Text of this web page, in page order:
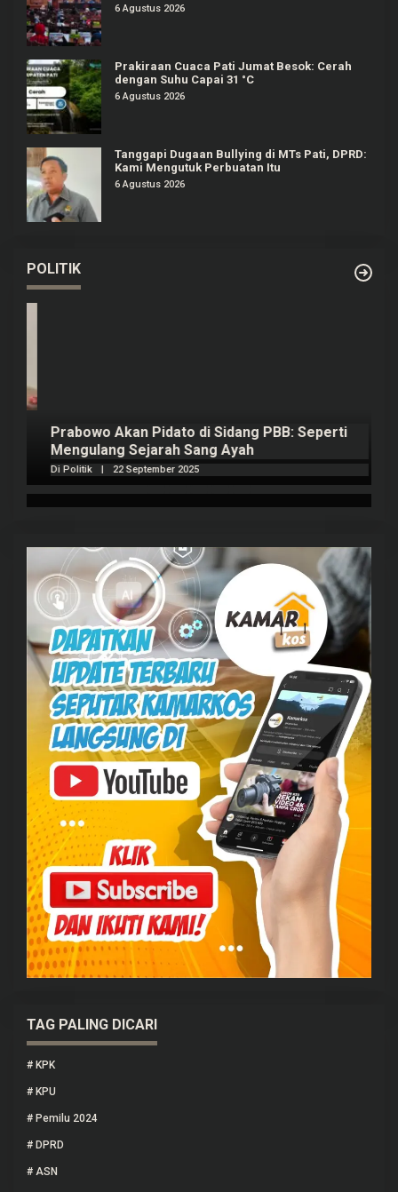
6 Agustus 2026
Prakiraan Cuaca Pati Jumat Besok: Cerah
dengan Suhu Capai 31 °C
6 Agustus 2026
Tanggapi Dugaan Bullying di MTs Pati, DPRD:
Kami Mengutuk Perbuatan Itu
6 Agustus 2026
POLITIK
Prabowo Akan Pidato di Sidang PBB: Seperti
Mengulang Sejarah Sang Ayah
Di Politik | 22 September 2025
TAG PALING DICARI
# KPK
# KPU
# Pemilu 2024
# DPRD
# ASN